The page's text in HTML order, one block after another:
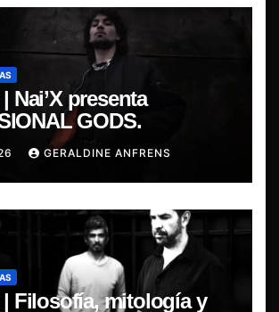
Nai’X presenta
GODS.
GERALDINE ANFRENS
Filosofía, mitología y